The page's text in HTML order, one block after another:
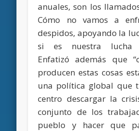
anuales, son los
Cómo no vamos a
despidos, apoyando la
si es nuestra lucha
Enfatizó además que
producen estas cosas
una política global que
centro descargar la
conjunto de los
pueblo y hacer que